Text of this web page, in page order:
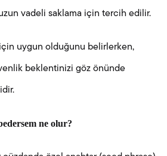
vadeli saklama için tercih edilir.
uygun olduğunu belirlerken,
beklentinizi göz önünde
ne olur?